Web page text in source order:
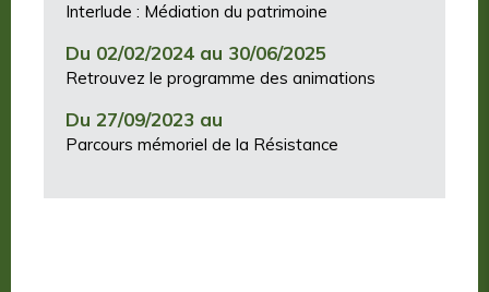
Interlude : Médiation du patrimoine
Du 02/02/2024 au 30/06/2025
Retrouvez le programme des animations
Du 27/09/2023 au
Parcours mémoriel de la Résistance